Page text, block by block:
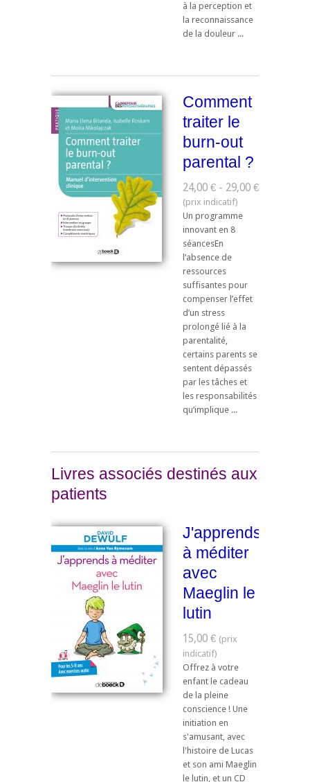
à la perception et
la reconnaissance
de la douleur ...
Comment
traiter le
burn-out
parental ?
24,00 € - 29,00 €
Un programme
innovant en 8
séancesEn
l’absence de
ressources
suffisantes pour
compenser l’effet
d’un stress
prolongé lié à la
parentalité,
certains parents se
sentent dépassés
par les tâches et
les responsabilités
qu’implique ...
Livres associés destinés aux
patients
J'apprends
à méditer
avec
Maeglin le
lutin
15,00 €
Offrez à votre
enfant le cadeau
de la pleine
conscience ! Une
initiation en
s'amusant, avec
l'histoire de Lucas
et son ami Maeglin
le lutin, et un CD